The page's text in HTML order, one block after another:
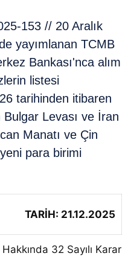
153 // 20 Aralık
yayımlanan TCMB
Bankası'nca alım
listesi
tarihinden itibaren
Levası ve İran
Manatı ve Çin
para birimi
TARİH: 21.12.2025
32 Sayılı Karar